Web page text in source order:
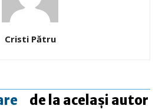
Cristi Pătru
de la același autor